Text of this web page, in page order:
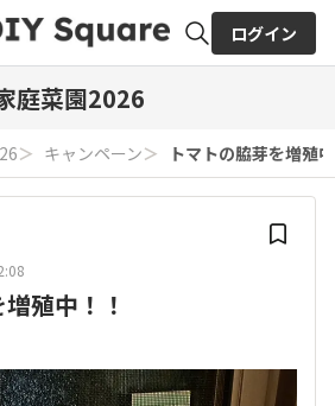
検索
ログイン
庭菜園2026
＞ キャンペーン＞ トマトの脇芽を増殖
殖中！！